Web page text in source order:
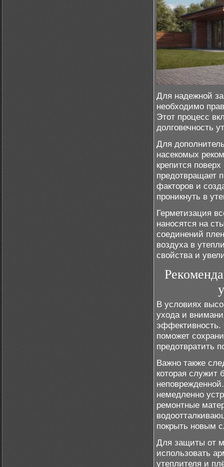
Для надежной
необходимо
Этот процесс
долговечность
Для
насекомых
крепится
предотвращает
факторов и
проникнуть в
Герметизация
наносятся на
соединений
воздуха в
свойства и
В условиях
ухода и
эффективность.
поможет
предотвратить
Важно также
которая служит
немедленно
ремонтные
покрыть новым
Для защиты от
использовать
утеплителя и